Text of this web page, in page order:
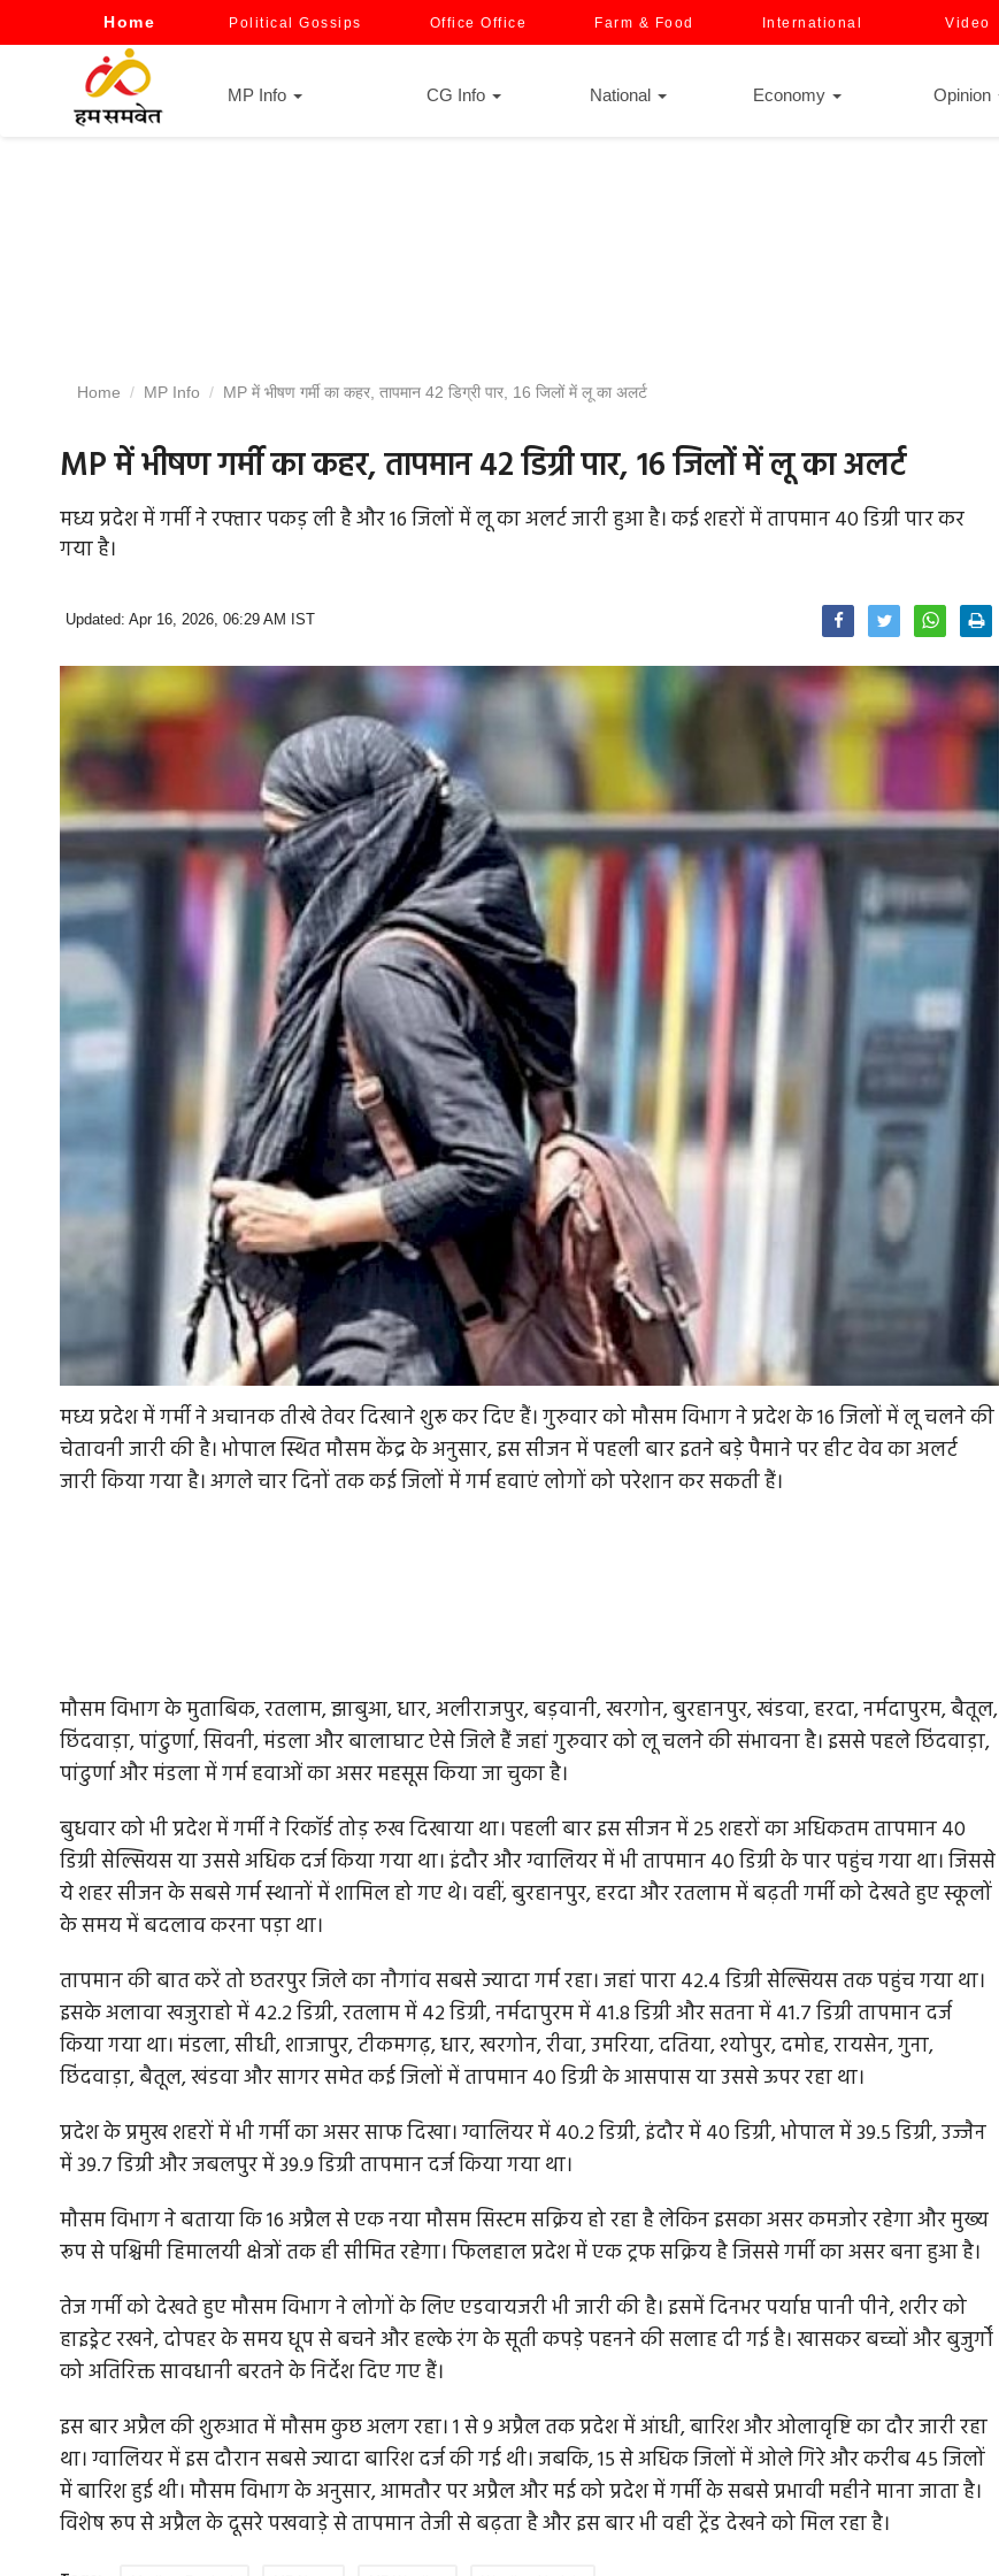
Home Political Gossips Office Office Farm & Food International Video
MP Info CG Info National Economy Opinion
Home MP Info MP में भीषण गर्मी का कहर, तापमान 42 डिग्री पार, 16 जिलों में लू का अलर्ट
MP में भीषण गर्मी का कहर, तापमान 42 डिग्री पार, 16 जिलों में लू का अलर्ट
मध्य प्रदेश में गर्मी ने रफ्तार पकड़ ली है और 16 जिलों में लू का अलर्ट जारी हुआ है। कई शहरों में तापमान 40 डिग्री पार कर
गया है।
Updated: Apr 16, 2026, 06:29 AM IST
मध्य प्रदेश में गर्मी ने अचानक तीखे तेवर दिखाने शुरू कर दिए हैं। गुरुवार को मौसम विभाग ने प्रदेश के 16 जिलों में लू चलने की
चेतावनी जारी की है। भोपाल स्थित मौसम केंद्र के अनुसार, इस सीजन में पहली बार इतने बड़े पैमाने पर हीट वेव का अलर्ट
जारी किया गया है। अगले चार दिनों तक कई जिलों में गर्म हवाएं लोगों को परेशान कर सकती हैं।
मौसम विभाग के मुताबिक, रतलाम, झाबुआ, धार, अलीराजपुर, बड़वानी, खरगोन, बुरहानपुर, खंडवा, हरदा, नर्मदापुरम, बैतूल,
छिंदवाड़ा, पांढुर्णा, सिवनी, मंडला और बालाघाट ऐसे जिले हैं जहां गुरुवार को लू चलने की संभावना है। इससे पहले छिंदवाड़ा,
पांढुर्णा और मंडला में गर्म हवाओं का असर महसूस किया जा चुका है।
बुधवार को भी प्रदेश में गर्मी ने रिकॉर्ड तोड़ रुख दिखाया था। पहली बार इस सीजन में 25 शहरों का अधिकतम तापमान 40
डिग्री सेल्सियस या उससे अधिक दर्ज किया गया था। इंदौर और ग्वालियर में भी तापमान 40 डिग्री के पार पहुंच गया था। जिससे
ये शहर सीजन के सबसे गर्म स्थानों में शामिल हो गए थे। वहीं, बुरहानपुर, हरदा और रतलाम में बढ़ती गर्मी को देखते हुए स्कूलों
के समय में बदलाव करना पड़ा था।
तापमान की बात करें तो छतरपुर जिले का नौगांव सबसे ज्यादा गर्म रहा। जहां पारा 42.4 डिग्री सेल्सियस तक पहुंच गया था।
इसके अलावा खजुराहो में 42.2 डिग्री, रतलाम में 42 डिग्री, नर्मदापुरम में 41.8 डिग्री और सतना में 41.7 डिग्री तापमान दर्ज
किया गया था। मंडला, सीधी, शाजापुर, टीकमगढ़, धार, खरगोन, रीवा, उमरिया, दतिया, श्योपुर, दमोह, रायसेन, गुना,
छिंदवाड़ा, बैतूल, खंडवा और सागर समेत कई जिलों में तापमान 40 डिग्री के आसपास या उससे ऊपर रहा था।
प्रदेश के प्रमुख शहरों में भी गर्मी का असर साफ दिखा। ग्वालियर में 40.2 डिग्री, इंदौर में 40 डिग्री, भोपाल में 39.5 डिग्री, उज्जैन
में 39.7 डिग्री और जबलपुर में 39.9 डिग्री तापमान दर्ज किया गया था।
मौसम विभाग ने बताया कि 16 अप्रैल से एक नया मौसम सिस्टम सक्रिय हो रहा है लेकिन इसका असर कमजोर रहेगा और मुख्य
रूप से पश्चिमी हिमालयी क्षेत्रों तक ही सीमित रहेगा। फिलहाल प्रदेश में एक ट्रफ सक्रिय है जिससे गर्मी का असर बना हुआ है।
तेज गर्मी को देखते हुए मौसम विभाग ने लोगों के लिए एडवायजरी भी जारी की है। इसमें दिनभर पर्याप्त पानी पीने, शरीर को
हाइड्रेट रखने, दोपहर के समय धूप से बचने और हल्के रंग के सूती कपड़े पहनने की सलाह दी गई है। खासकर बच्चों और बुजुर्गों
को अतिरिक्त सावधानी बरतने के निर्देश दिए गए हैं।
इस बार अप्रैल की शुरुआत में मौसम कुछ अलग रहा। 1 से 9 अप्रैल तक प्रदेश में आंधी, बारिश और ओलावृष्टि का दौर जारी रहा
था। ग्वालियर में इस दौरान सबसे ज्यादा बारिश दर्ज की गई थी। जबकि, 15 से अधिक जिलों में ओले गिरे और करीब 45 जिलों
में बारिश हुई थी। मौसम विभाग के अनुसार, आमतौर पर अप्रैल और मई को प्रदेश में गर्मी के सबसे प्रभावी महीने माना जाता है।
विशेष रूप से अप्रैल के दूसरे पखवाड़े से तापमान तेजी से बढ़ता है और इस बार भी वही ट्रेंड देखने को मिल रहा है।